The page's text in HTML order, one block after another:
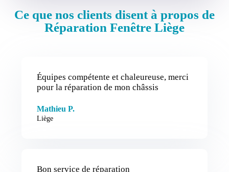
Ce que nos clients disent à propos de
Réparation Fenêtre Liège
Équipes compétente et chaleureuse, merci
pour la réparation de mon châssis
Mathieu P.
Liège
Bon service de réparation